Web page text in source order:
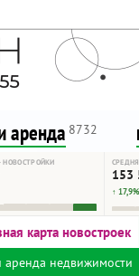
ресурсу,
аренда 8732
НОВОСТРОЙКИ
153
↑
карта новостроек
недвижимости